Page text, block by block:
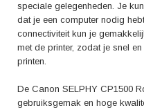
speciale gelegenheden. Je
dat je een computer nodig
connectiviteit kun je
met de printer, zodat je snel
printen.
De Canon SELPHY CP1500
gebruiksgemak en hoge